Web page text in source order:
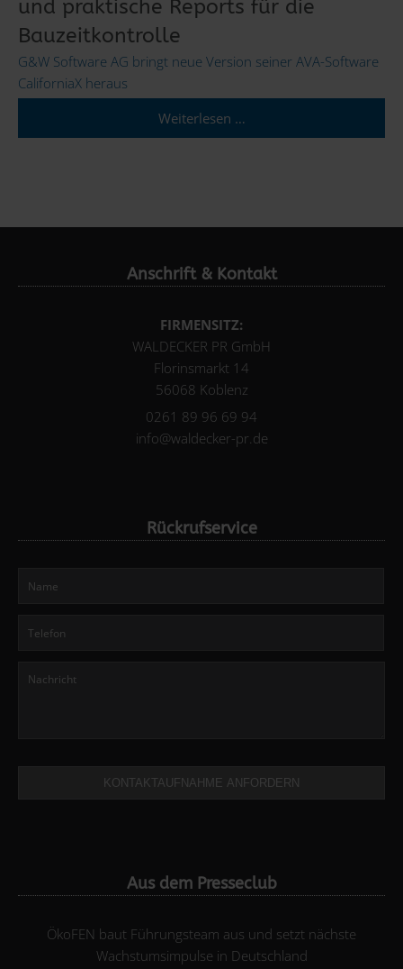
und praktische Reports für die
Bauzeitkontrolle
G&W Software AG bringt neue Version seiner AVA-Software
CaliforniaX heraus
Weiterlesen …
Anschrift & Kontakt
FIRMENSITZ:
WALDECKER PR GmbH
Florinsmarkt 14
56068 Koblenz
0261 89 96 69 94
info@waldecker-pr.de
Rückrufservice
KONTAKTAUFNAHME ANFORDERN
Aus dem Presseclub
ÖkoFEN baut Führungsteam aus und setzt nächste
Wachstumsimpulse in Deutschland